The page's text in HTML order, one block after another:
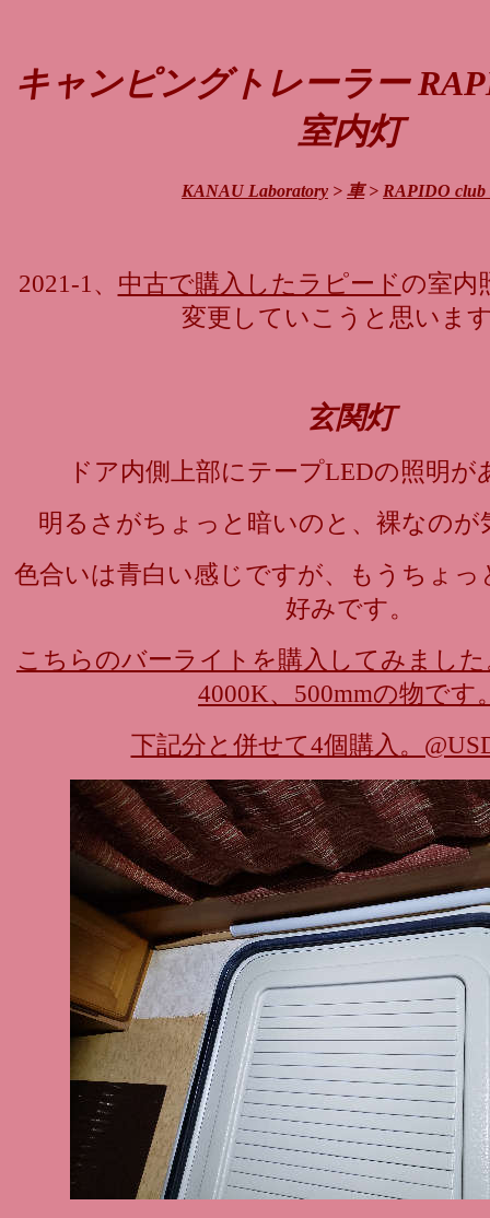
キャンピングトレーラー
室内灯
KANAU Laboratory > 車> RAPIDO club
2021-1、 中古で購入したラピード の室内
変更していこうと思いま
玄関灯
ドア内側上部にテープLEDの照明が
明るさがちょっと暗いのと、裸なのが
色合いは青白い感じですが、もうちょっ
好みです。
こちらのバーライトを購入してみました
4000K、500mmの物です
下記分と併せて4個購入。